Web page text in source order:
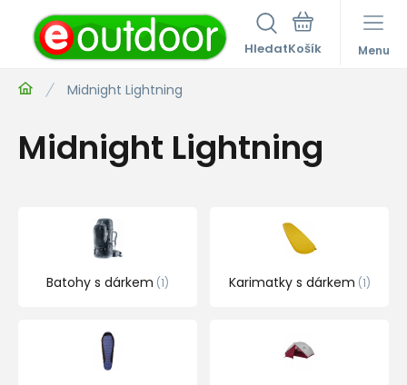
Hledat Menu
Midnight Lightning
Midnight Lightning
Batohy s dárkem 1 Karimatky s dárkem 1